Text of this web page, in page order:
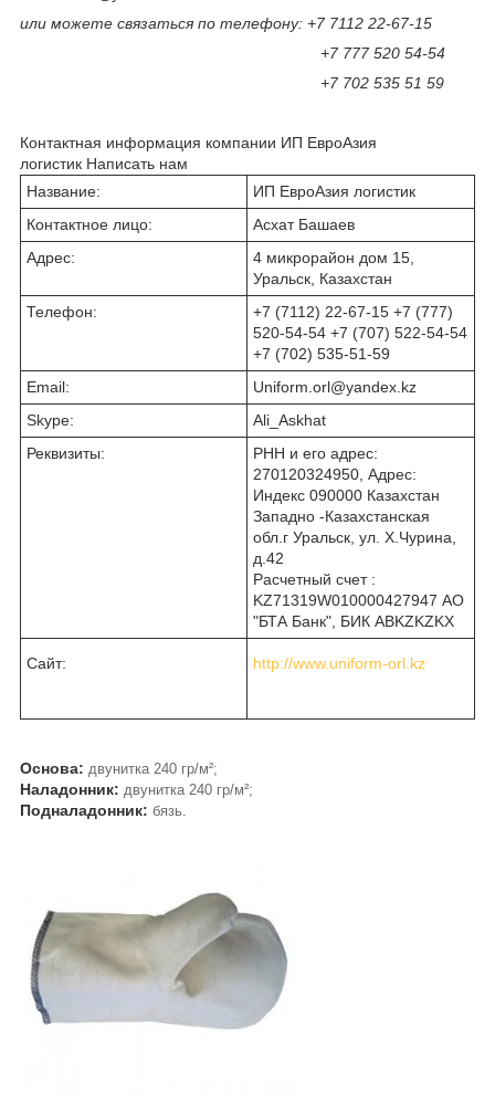
или можете связаться по телефону: +7 7112 22-67-15
+7 777 520 54-54
+7 702 535 51 59
Контактная информация компании ИП ЕвроАзия
логистик Написать нам
Название:
ИП ЕвроАзия логистик
Контактное лицо:
Асхат Башаев
Адрес:
4 микрорайон дом 15,
Уральск, Казахстан
Телефон:
+7 (7112) 22-67-15 +7 (777)
520-54-54 +7 (707) 522-54-54
+7 (702) 535-51-59
Email:
Uniform.orl@yandex.kz
Skype:
Ali_Askhat
Реквизиты:
РНН и его адрес:
270120324950, Адрес:
Индекс 090000 Казахстан
Западно -Казахстанская
обл.г Уральск, ул. Х.Чурина,
д.42
Расчетный счет :
KZ71319W010000427947 АО
"БТА Банк", БИК ABKZKZKX
Сайт: http://www.uniform-orl.kz
Основа: двунитка 240 гр/м²;
Наладонник: двунитка 240 гр/м²;
Подналадонник: бязь.